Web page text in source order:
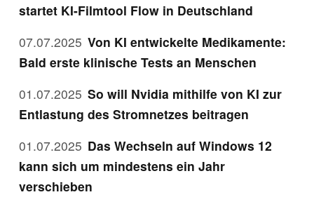
startet KI-Filmtool Flow in Deutschland
07.07.2025 Von KI entwickelte Medikamente:
Bald erste klinische Tests an Menschen
01.07.2025 So will Nvidia mithilfe von KI zur
Entlastung des Stromnetzes beitragen
01.07.2025 Das Wechseln auf Windows 12
kann sich um mindestens ein Jahr
verschieben